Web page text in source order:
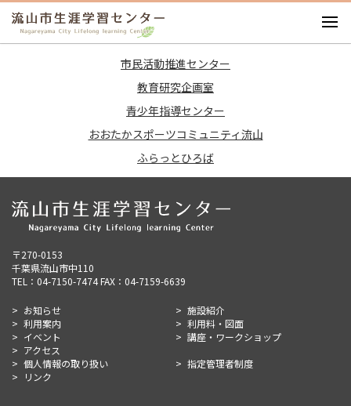
お知らせ
施設紹介
利用案内
利用料・図面
市民活動推進センター
教育研究企画室
青少年指導センター
おおたかスポーツコミュニティ流山
ふらっとひろば
〒270-0153
千葉県流山市中110
TEL：04-7150-7474 FAX：04-7159-6639
お知らせ
施設紹介
利用案内
利用料・図面
イベント
講座・ワークショップ
アクセス
個人情報の取り扱い
指定管理者制度
リンク